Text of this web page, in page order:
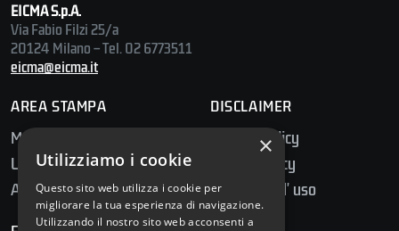
EICMA S.p.A.
Via Fabio Filzi 25/a
20124 Milano – Tel. 02 6773511
eicma@eicma.it
AREA STAMPA
Media Center
Ufficio Stampa
Accredito Stampa
DISCLAIMER
Privacy Policy
Cookie Policy
Condizioni d' uso
×
Utilizziamo i cookie
Questo sito web utilizza i cookie per
migliorare la tua esperienza di navigazione.
Utilizzando il nostro sito web acconsenti a